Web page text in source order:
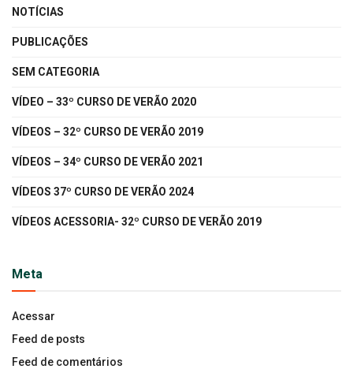
NOTÍCIAS
PUBLICAÇÕES
SEM CATEGORIA
VÍDEO – 33º CURSO DE VERÃO 2020
VÍDEOS – 32º CURSO DE VERÃO 2019
VÍDEOS – 34º CURSO DE VERÃO 2021
VÍDEOS 37º CURSO DE VERÃO 2024
VÍDEOS ACESSORIA- 32º CURSO DE VERÃO 2019
Meta
Acessar
Feed de posts
Feed de comentários